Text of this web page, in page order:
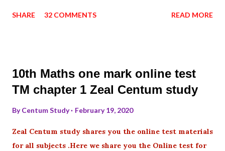
SHARE 32 COMMENTS READ MORE
10th Maths one mark online test
TM chapter 1 Zeal Centum study
ByCentum Study February 19, 2020
Zeal Centum study shares you the online test materials
for all subjects .Here we share you the Online test for